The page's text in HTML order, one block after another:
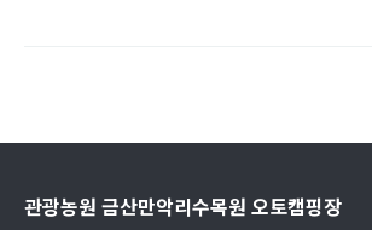
관광농원 금산만악리수목원 오토캠핑장